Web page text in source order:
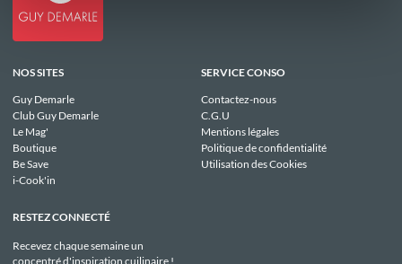
NOS SITES
Guy Demarle
Club Guy Demarle
Le Mag'
Boutique
Be Save
i-Cook'in
SERVICE CONSO
Contactez-nous
C.G.U
Mentions légales
Politique de confidentialité
Utilisation des Cookies
RESTEZ CONNECTÉ
Recevez chaque semaine un
concentré d'inspiration cuilinaire !